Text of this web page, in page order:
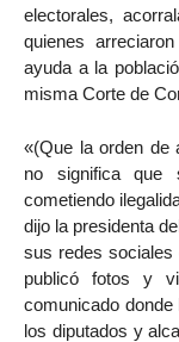
electorales,
quienes
ayuda a la
misma Corte de
«(Que la orden de
no significa que
cometiendo
dijo la presidenta
sus redes sociales
publicó fotos y
comunicado
los diputados y